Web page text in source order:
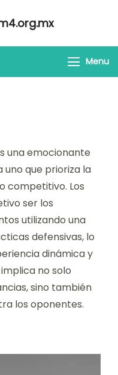
Menu
una emocionante
que prioriza la
competitivo. Los
ser los
utilizando una
defensivas, lo
dinámica y
no solo
sino también
los oponentes.